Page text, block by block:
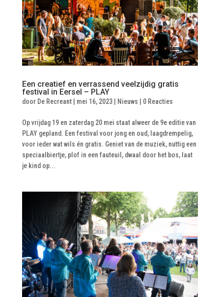
Een creatief en verrassend veelzijdig gratis
festival in Eersel – PLAY
door De Recreant| mei 16, 2023| Nieuws 0 Reacties
Op vrijdag 19 en zaterdag 20 mei staat alweer de 9e editie van
PLAY gepland. Een festival voor jong en oud, laagdrempelig,
voor ieder wat wils én gratis. Geniet van de muziek, nuttig een
speciaalbiertje, plof in een fauteuil, dwaal door het bos, laat
je kind op...